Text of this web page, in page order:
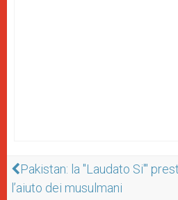
Pakistan: la "Laudato Si'"
l’aiuto dei musulmani